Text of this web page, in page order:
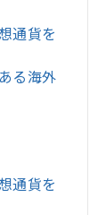
通貨を
る海外
通貨を